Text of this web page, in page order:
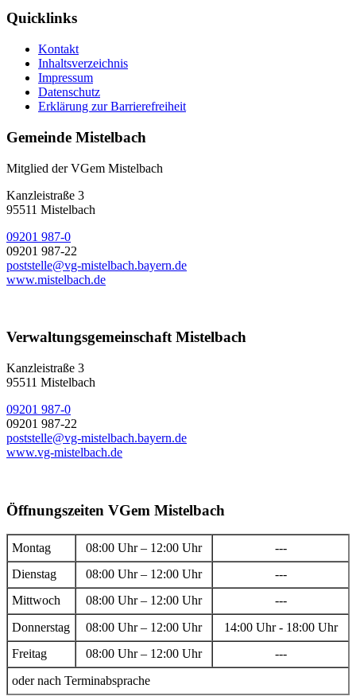
Quicklinks
Kontakt
Inhaltsverzeichnis
Impressum
Datenschutz
Erklärung zur Barrierefreiheit
Gemeinde Mistelbach
Mitglied der VGem Mistelbach
Kanzleistraße 3
95511 Mistelbach
09201 987-0
09201 987-22
poststelle@vg-mistelbach.bayern.de
www.mistelbach.de
Verwaltungsgemeinschaft Mistelbach
Kanzleistraße 3
95511 Mistelbach
09201 987-0
09201 987-22
poststelle@vg-mistelbach.bayern.de
www.vg-mistelbach.de
Öffnungszeiten VGem Mistelbach
Montag 08:00 Uhr – 12:00 Uhr
---
Dienstag
08:00 Uhr – 12:00 Uhr
---
Mittwoch
08:00 Uhr – 12:00 Uhr
---
Donnerstag
08:00 Uhr – 12:00 Uhr
14:00 Uhr - 18:00 Uhr
Freitag
08:00 Uhr – 12:00 Uhr
---
oder nach Terminabsprache